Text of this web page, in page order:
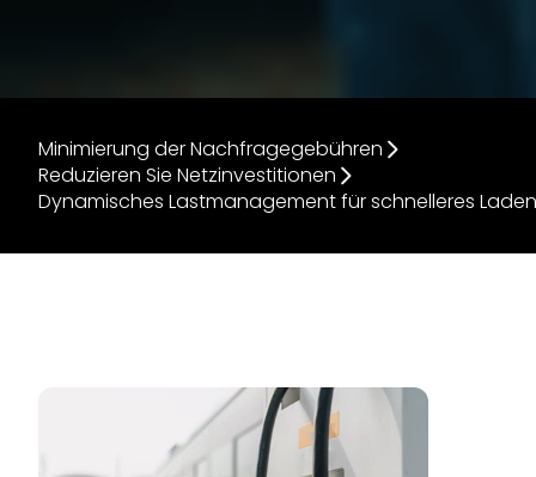
Minimierung der Nachfragegebühren
Reduzieren Sie Netzinvestitionen
Dynamisches Lastmanagement für schnelleres Laden